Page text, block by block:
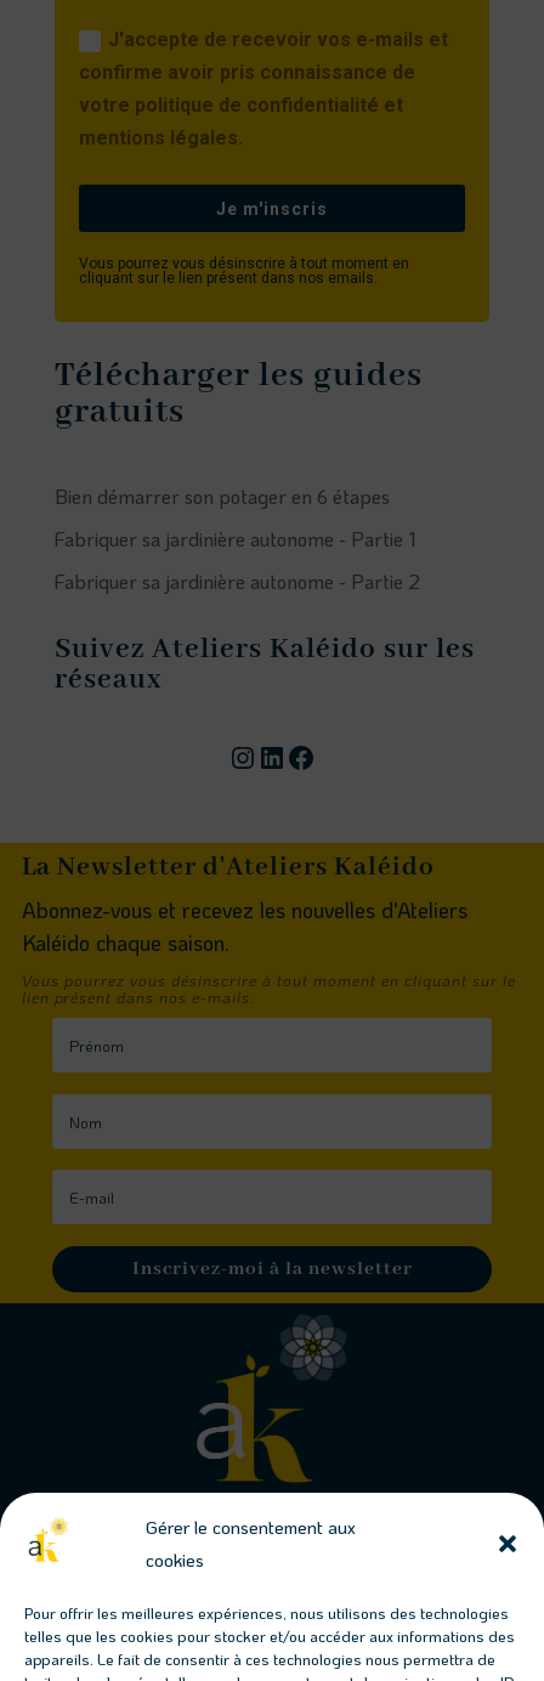
Gérer le consentement aux
cookies
Pour offrir les meilleures expériences, nous utilisons des technologies
telles que les cookies pour stocker et/ou accéder aux informations des
appareils. Le fait de consentir à ces technologies nous permettra de
J'accepte de recevoir vos e-mails et
confirme avoir pris connaissance de
votre politique de confidentialité et
mentions légales.
Je m'inscris
Vous pourrez vous désinscrire à tout moment en
cliquant sur le lien présent dans nos emails.
Télécharger les guides
gratuits
Bien démarrer son potager en 6 étapes
Fabriquer sa jardinière autonome - Partie 1
Fabriquer sa jardinière autonome - Partie 2
Suivez Ateliers Kaléido sur les
réseaux
Compte instagram
Page linkedin
Facebook
La Newsletter d'Ateliers Kaléido
Abonnez-vous et recevez les nouvelles d'Ateliers
Kaléido chaque saison.
Vous pourrez vous désinscrire à tout moment en cliquant sur le
lien présent dans nos e-mails.
Inscrivez-moi à la newsletter
Conjuguons jardins & permaculture
Les prochains évènements